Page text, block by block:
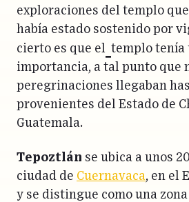
exploraciones del templo
había estado sostenido por
cierto es que el templo tenía
importancia, a tal punto que
peregrinaciones llegaban
provenientes del Estado de
Guatemala.
Tepoztlán se ubica a unos
ciudad de Cuernavaca, en el
y se distingue como una